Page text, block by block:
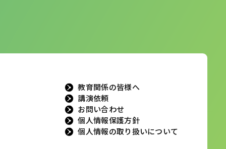
教育関係の皆様へ
講演依頼
お問い合わせ
個人情報保護方針
個人情報の取り扱いについて